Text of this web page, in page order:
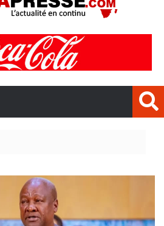
Réforme